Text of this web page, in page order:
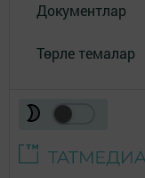
Документлар
Төрле темалар